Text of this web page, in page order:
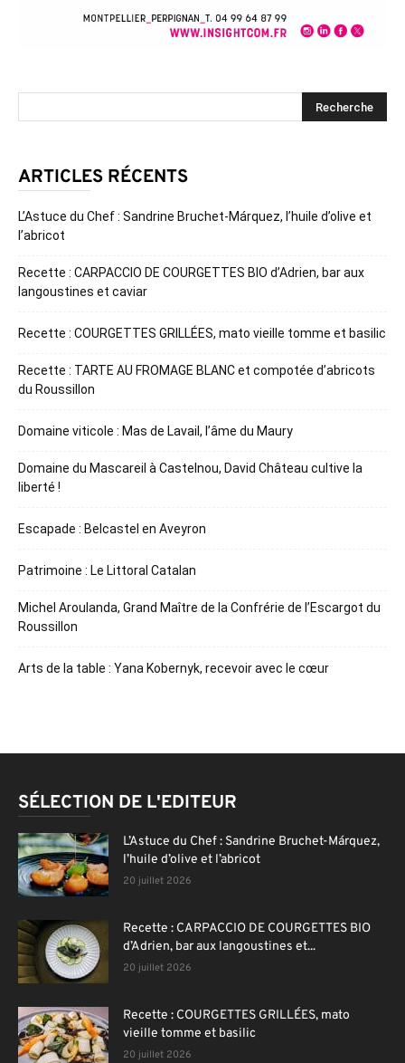
ARTICLES RÉCENTS
L’Astuce du Chef : Sandrine Bruchet-Márquez, l’huile d’olive et
l’abricot
Recette : CARPACCIO DE COURGETTES BIO d’Adrien, bar aux
langoustines et caviar
Recette : COURGETTES GRILLÉES, mato vieille tomme et basilic
Recette : TARTE AU FROMAGE BLANC et compotée d’abricots
du Roussillon
Domaine viticole : Mas de Lavail, l’âme du Maury
Domaine du Mascareil à Castelnou, David Château cultive la
liberté !
Escapade : Belcastel en Aveyron
Patrimoine : Le Littoral Catalan
Michel Aroulanda, Grand Maître de la Confrérie de l’Escargot du
Roussillon
Arts de la table : Yana Kobernyk, recevoir avec le cœur
SÉLECTION DE L'EDITEUR
L’Astuce du Chef : Sandrine Bruchet-Márquez,
l’huile d’olive et l’abricot
20 juillet 2026
Recette : CARPACCIO DE COURGETTES BIO
d’Adrien, bar aux langoustines et...
20 juillet 2026
Recette : COURGETTES GRILLÉES, mato
vieille tomme et basilic
20 juillet 2026